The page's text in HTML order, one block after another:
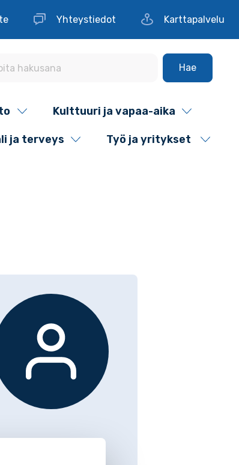
Yhteystiedot Karttapalvelu
Hae
Kulttuuri ja vapaa-aika
ja terveys Työ ja yritykset